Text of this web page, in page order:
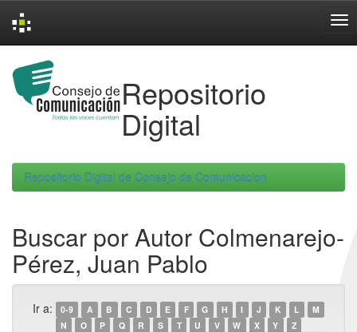
navigation
Repositorio
Digital
Repositorio Digital de Consejo de Comunicacion
Buscar por Autor Colmenarejo-
Pérez, Juan Pablo
Ir a: 0-9 A B C D E F G H I J K L
M
N
O P Q R S T U V W X Y Z